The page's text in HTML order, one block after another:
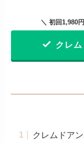
＼ 初回1,980
クレ
クレムドア